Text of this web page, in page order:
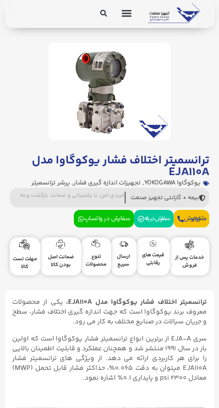
ترانسمیتر اختلاف فشار یوکوگاوا مدل
EJA۱۱۰A
یوکوگاوا YOKOGAWA , تجهیزات اندازه گیری فشار, پرشر ترانسمیتر
بیمه + گارانتی تجهیز صنعت خریدی امن، با پشتیبانی و ضمانت بازگشت وجه
مشاوره فروش سفارش در بله سفارش در واتساپ
خدمات پس از
فروش
قیمت های
رقابتی
ارسال
سریع
تنوع
محصولات
ضمانت اصل
بودن کالا
مهلت تست
کالا
ترانسمیتر اختلاف فشار یوکوگاوا مدل EJA110A،
یکی از محصولات
معروف برند یوکوگاوا است که جهت اندازه گیری اختلاف فشار، سطح
و جریان سیالات در صنایع مختلف به کار می رود.
سری EJA-A از برترین انواع ترانسمیتر فشار یوکوگاوا است که اولین
بار در سال ۱۹۹۱ منتشر شد و همچنان عملکرد و قابلیت اطمینان بالایی
را برای هر کاربردی ارائه می دهد. از ویژگی های ترانسمیتر فشار
EJA110A میتوان به دقت ۰.۰۶۵%، حداکثر فشار قابل تحمل (MWP)
معادل ۲۳۰۰ psi و پایداری ۰.۱٪ اشاره نمود.